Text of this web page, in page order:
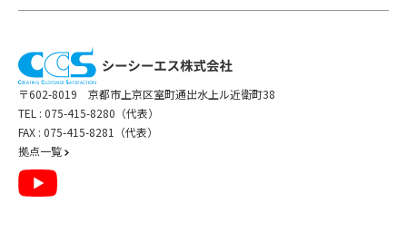
〒602-8019 京都市上京区室町通出水上ル近衛町38
TEL : 075-415-8280（代表）
FAX : 075-415-8281（代表）
拠点一覧